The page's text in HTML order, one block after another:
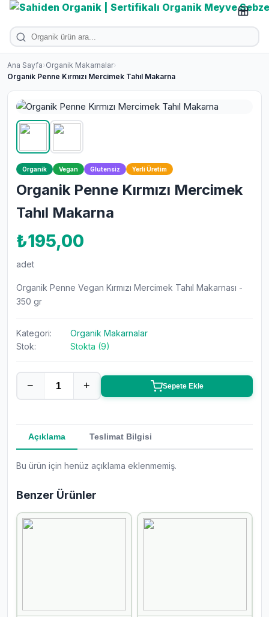
Ana Sayfa›Organik Makarnalar›
Organik Penne Kırmızı Mercimek Tahıl Makarna
Organik Vegan Glutensiz Yerli Üretim
Organik Penne Kırmızı Mercimek
Tahıl Makarna
₺195,00
adet
Organik Penne Vegan Kırmızı Mercimek Tahıl Makarnası -
350 gr
Kategori:
Organik Makarnalar
Stok:
Stokta (9)
− + Sepete Ekle
Açıklama Teslimat Bilgisi
Bu ürün için henüz açıklama eklenmemiş.
Benzer Ürünler